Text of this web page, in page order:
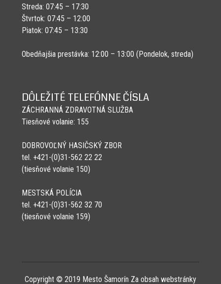
Streda: 07:45 – 17:30
Štvrtok: 07:45 – 12:00
Piatok: 07:45 – 13:30
Obedňajšia prestávka: 12:00 – 13:00 (Pondelok, streda)
DÔLEŽITÉ TELEFÓNNE ČÍSLA
ZÁCHRANNÁ ZDRAVOTNÁ SLUŽBA
Tiesňové volanie: 155
DOBROVOĽNÝ HASIČSKÝ ZBOR
tel. +421-(0)31-562 22 22
(tiesňové volanie 150)
MESTSKÁ POLÍCIA
tel. +421-(0)31-562 32 70
(tiesňové volanie 159)
Copyright © 2019 Mesto Šamorín Za obsah webstránky